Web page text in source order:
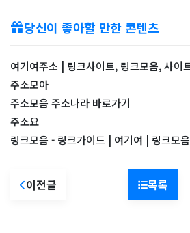
당신이 좋아할 만한 콘텐츠
여기여주소 | 링크사이트, 링크모음, 사이
주소모아
주소모음 주소나라 바로가기
주소요
링크모음 - 링크가이드 | 여기여 | 링크모
이전글 목록